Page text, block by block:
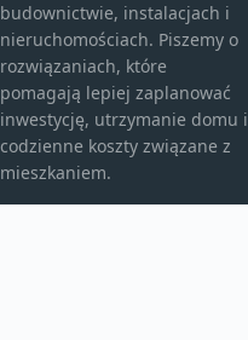
budownictwie, instalacjach i
nieruchomościach. Piszemy o
rozwiązaniach, które
pomagają lepiej zaplanować
inwestycję, utrzymanie domu i
codzienne koszty związane z
mieszkaniem.